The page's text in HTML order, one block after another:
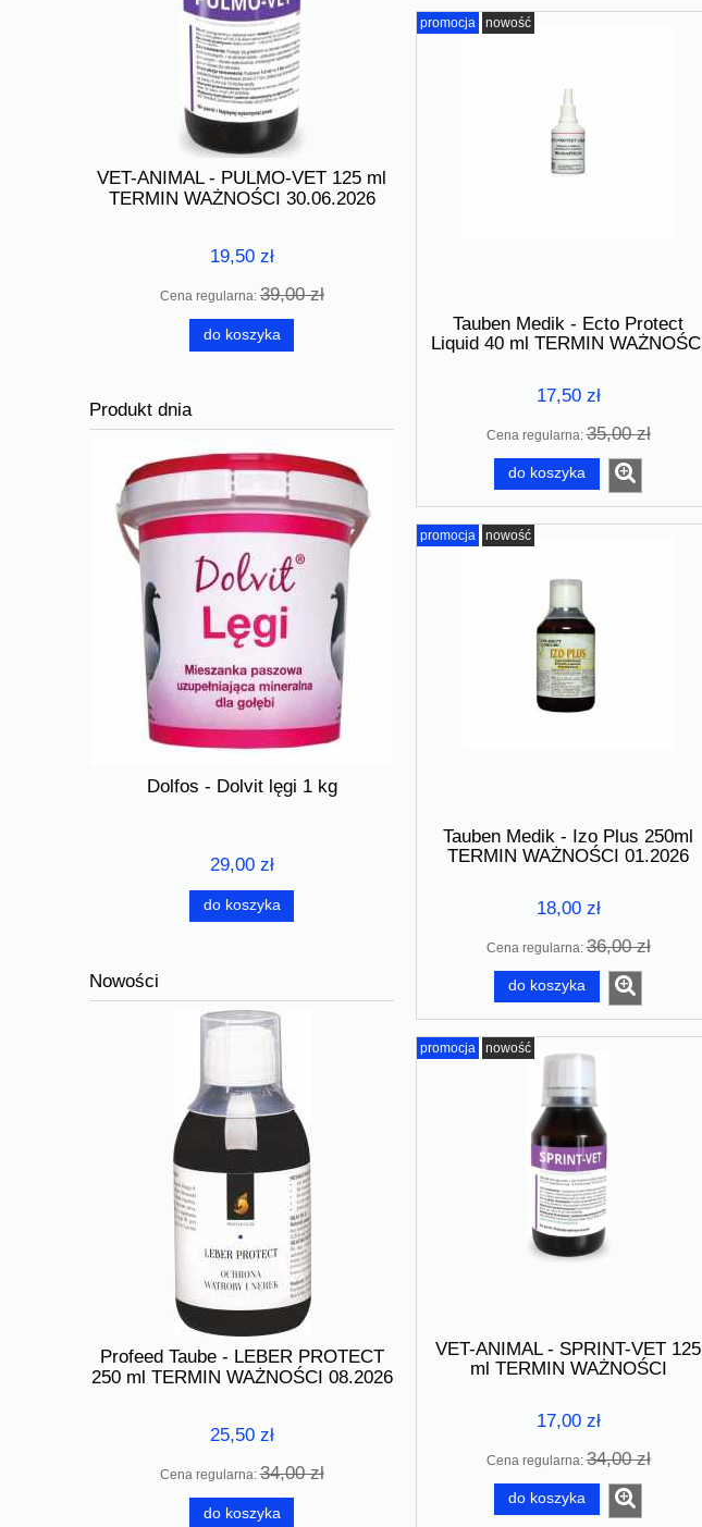
VET-ANIMAL - PULMO-VET 125 ml
TERMIN WAŻNOŚCI 30.06.2026
19,50 zł
Cena regularna: 39,00 zł
do koszyka
Tauben Medik - Multi Activ Plus
do koszyka
Produkt dnia
Dolfos - Dolvit lęgi 1 kg
29,00 zł
do koszyka
40,00 zł
do koszyka
Nowości
Profeed Taube - LEBER PROTECT
250 ml TERMIN WAŻNOŚCI 08.2026
25,50 zł
Cena regularna:34,00 zł
do koszyka
Profeed Taube - TRICHO BLOCKER
250 ml TERMIN WAŻNOŚCI 08.2026
33,75 zł
45,00 zł
do koszyka
Tauben Medik - Ecto Protect
Liquid 40 ml TERMIN WAŻNOŚCI
17,50 zł
Cena regularna:35,00 zł
do koszyka
promocja nowość
Tauben Medik - Izo Plus 250ml
TERMIN WAŻNOŚCI 01.2026
18,00 zł
Cena regularna:36,00 zł
do koszyka
promocja nowość
VET-ANIMAL - SPRINT-VET 125
ml TERMIN WAŻNOŚCI
17,00 zł
Cena regularna:34,00 zł
do koszyka
promocja nowość